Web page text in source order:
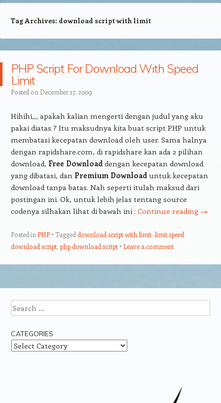
Tag Archives: download script with limit
PHP Script For Download With Speed
Limit
Posted on December 17, 2009
Hihihi,,, apakah kalian mengerti dengan judul yang aku
pakai diatas ? Itu maksudnya kita buat script PHP untuk
membatasi kecepatan download oleh user. Sama halnya
dengan rapidshare.com, di rapidshare kan ada 2 pilihan
download, Free Download dengan kecepatan download
yang dibatasi, dan Premium Download untuk kecepatan
download tanpa batas. Nah seperti itulah maksud dari
postingan ini. Ok, untuk lebih jelas tentang source
codenya silhakan lihat di bawah ini : Continue reading →
Posted in PHP Tagged download script with limit, limit speed
download script, php download script Leave a comment
Search
CATEGORIES
Categories